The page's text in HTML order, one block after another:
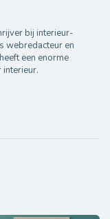
bij interieur-
webredacteur en
een enorme